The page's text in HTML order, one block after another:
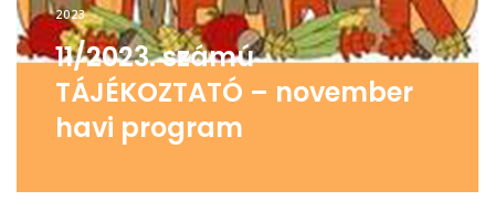
2023
11/2023. számú
TÁJÉKOZTATÓ – november
havi program